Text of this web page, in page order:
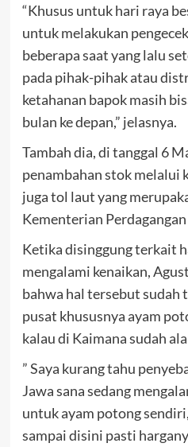
“Khusus untuk hari raya
untuk melakukan
beberapa saat yang lalu
pada pihak-pihak atau
ketahanan bapok masih
bulan ke depan,” jelasnya.
Tambah dia, di tanggal 6
penambahan stok melalui
juga tol laut yang
Kementerian Perdagangan
Ketika disinggung terkait
mengalami kenaikan,
bahwa hal tersebut
pusat khususnya ayam
kalau di Kaimana sudah
” Saya kurang tahu
Jawa sana sedang
untuk ayam potong
sampai disini pasti